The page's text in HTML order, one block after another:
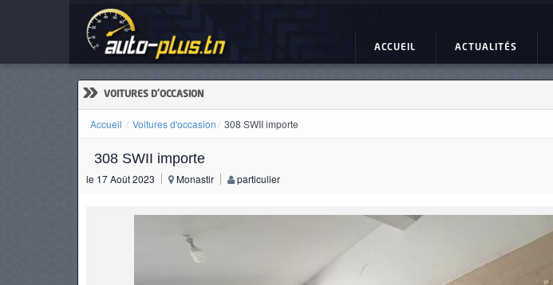
ACCUEIL ACTUALITÉS
» VOITURES D'OCCASION
Accueil Voitures d'occasion 308 SWII importe
308 SWII importe
le 17 Août 2023 Monastir particulier
ACTUALITÉS